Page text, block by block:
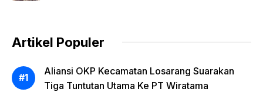
Artikel Populer
Aliansi OKP Kecamatan Losarang Suarakan
Tiga Tuntutan Utama Ke PT Wiratama